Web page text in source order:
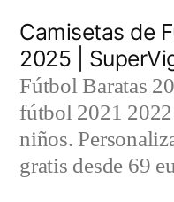
contenido
Camisetas de
2025 |
Fútbol Baratas
fútbol 2021
niños.
gratis desde 69